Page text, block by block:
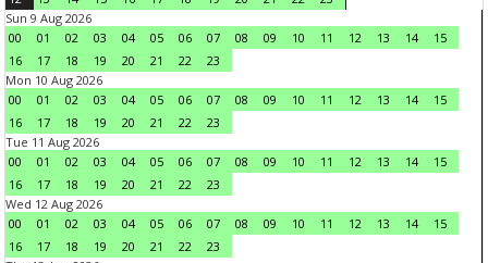
Sun 9 Aug 2026
00
01 02 03 04 05 06 07 08 09 10 11 12 13 14
15
16
17 18 19 20 21 22
23
Mon 10 Aug 2026
00
01 02 03 04 05 06 07 08 09 10 11 12 13 14
15
16
17 18 19 20 21 22
23
Tue 11 Aug 2026
00
01 02 03 04 05 06 07 08 09 10 11 12 13 14
15
16
17 18 19 20 21 22
23
Wed 12 Aug 2026
00
01 02 03 04 05 06 07 08 09 10 11 12 13 14
15
16
17 18 19 20 21 22
23